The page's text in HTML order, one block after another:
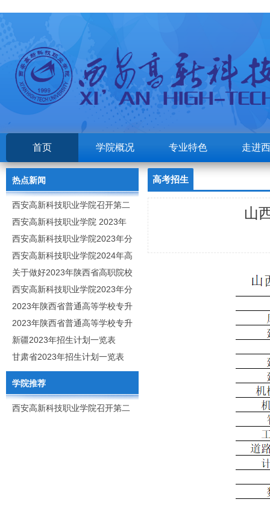
首页 学院概况 专业特色 走进
热点新闻
西安高新科技职业学院召开第二
次党代会
西安高新科技职业学院 2023年
高职分类考试招生章程
西安高新科技职业学院2023年分
类招生专业及计划
西安高新科技职业学院2024年高
职分类招生章程
关于做好2023年陕西省高职院校
分类考试工作的通知
西安高新科技职业学院2023年分
类考试招生简章
2023年陕西省普通高等学校专升
本招生专业目录
2023年陕西省普通高等学校专升
本招生专业课考核科目
新疆2023年招生计划一览表
甘肃省2023年招生计划一览表
学院推荐
西安高新科技职业学院召开第二
高考招生
山